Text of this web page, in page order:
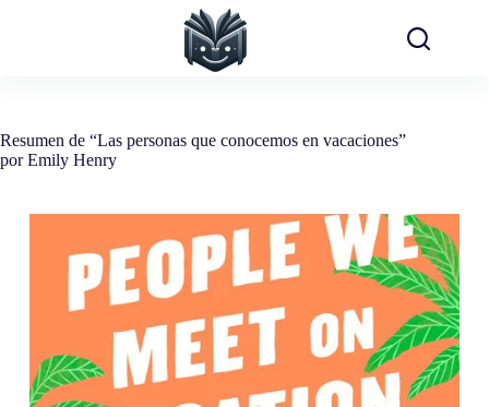
Resumen de “Las personas que conocemos en vacaciones”
por Emily Henry